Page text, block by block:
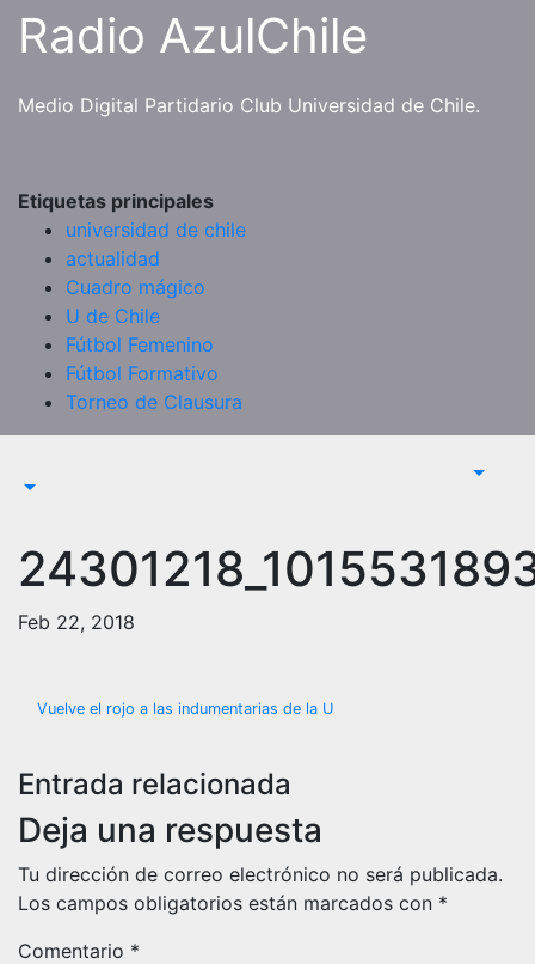
SaltarRadio AzulChile
Medio Digital Partidario Club Universidad de Chile.
Etiquetas principales
universidad de chile
actualidad
Cuadro mágico
U de Chile
Fútbol Femenino
Fútbol Formativo
Torneo de Clausura
Feb 22, 2018
Navegación
de
entradas
Vuelve el rojo a las indumentarias de la U
Entrada relacionada
Deja una respuesta
Tu dirección de correo electrónico no será publicada.
Los campos obligatorios están marcados con *
Comentario *